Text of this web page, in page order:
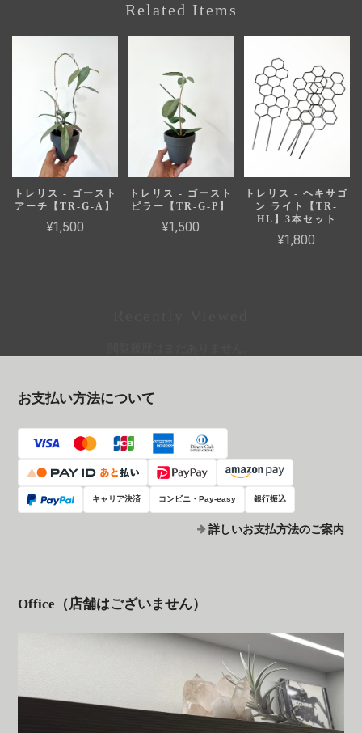
Related Items
トレリス - ゴースト
アーチ【TR-G-A】
¥1,500
トレリス - ゴースト
ピラー【TR-G-P】
¥1,500
トレリス - ヘキサゴ
ン ライト【TR-
HL】3本セット
¥1,800
お支払い方法について
キャリア決済 コンビニ・Pay-easy 銀行振込
詳しいお支払方法のご案内
Office（店舗はございません）